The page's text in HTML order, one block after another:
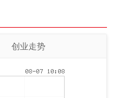
创业走势